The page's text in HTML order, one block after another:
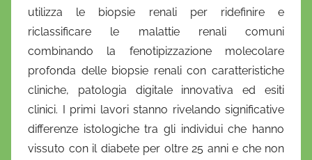
utilizza le biopsie renali per ridefinire e
riclassificare le malattie renali comuni
combinando la fenotipizzazione molecolare
profonda delle biopsie renali con caratteristiche
cliniche, patologia digitale innovativa ed esiti
clinici. I primi lavori stanno rivelando significative
differenze istologiche tra gli individui che hanno
vissuto con il diabete per oltre 25 anni e che non